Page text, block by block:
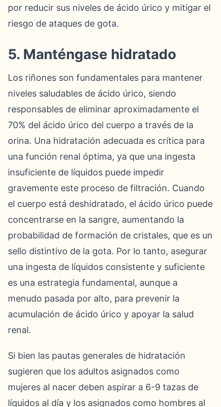
por reducir sus niveles de ácido úrico y mitigar el
riesgo de ataques de gota.
5. Manténgase hidratado
Los riñones son fundamentales para mantener
niveles saludables de ácido úrico, siendo
responsables de eliminar aproximadamente el
70% del ácido úrico del cuerpo a través de la
orina. Una hidratación adecuada es crítica para
una función renal óptima, ya que una ingesta
insuficiente de líquidos puede impedir
gravemente este proceso de filtración. Cuando
el cuerpo está deshidratado, el ácido úrico puede
concentrarse en la sangre, aumentando la
probabilidad de formación de cristales, que es un
sello distintivo de la gota. Por lo tanto, asegurar
una ingesta de líquidos consistente y suficiente
es una estrategia fundamental, aunque a
menudo pasada por alto, para prevenir la
acumulación de ácido úrico y apoyar la salud
renal.
Si bien las pautas generales de hidratación
sugieren que los adultos asignados como
mujeres al nacer deben aspirar a 6-9 tazas de
líquidos al día y los asignados como hombres al